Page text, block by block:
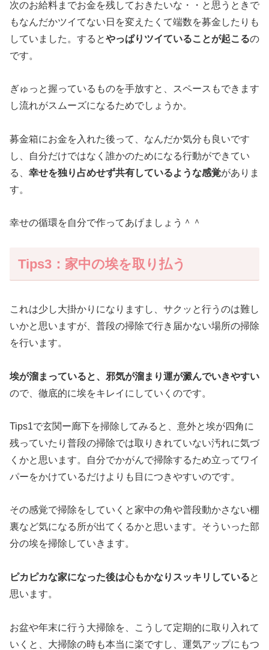
次のお給料までお金を残しておきたいな・・と思うときで
もなんだかツイてない日を変えたくて端数を募金したりも
していました。するとやっぱりツイていることが起こるの
です。
ぎゅっと握っているものを手放すと、スペースもできます
し流れがスムーズになるためでしょうか。
募金箱にお金を入れた後って、なんだか気分も良いです
し、自分だけではなく誰かのためになる行動ができてい
る、 幸せを独り占めせず共有しているような感覚がありま
す。
幸せの循環を自分で作ってあげましょう＾＾
Tips3：家中の埃を取り払う
これは少し大掛かりになりますし、サクッと行うのは難し
いかと思いますが、普段の掃除で行き届かない場所の掃除
を行います。
埃が溜まっていると、邪気が溜まり運が澱んでいきやすい
ので、徹底的に埃をキレイにしていくのです。
Tips1で玄関ー廊下を掃除してみると、意外と埃が四角に
残っていたり普段の掃除では取りきれていない汚れに気づ
くかと思います。自分でかがんで掃除するため立ってワイ
パーをかけているだけよりも目につきやすいのです。
その感覚で掃除をしていくと家中の角や普段動かさない棚
裏など気になる所が出てくるかと思います。そういった部
分の埃を掃除していきます。
ピカピカな家になった後は心もかなりスッキリしていると
思います。
お盆や年末に行う大掃除を、こうして定期的に取り入れて
いくと、大掃除の時も本当に楽ですし、運気アップにもつ